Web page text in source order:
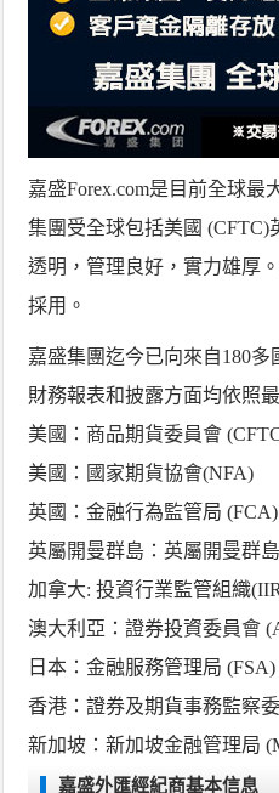
嘉盛Forex.com是目前全球最
集團受全球包括美國
透明，管理良好，實力雄厚
採用。
嘉盛集團迄今已向來自180
財務報表和披露方面均依照
美國：商品期貨委員會
美國：國家期貨協會(NFA)
英國：金融行為監管局 (FCA)
英屬開曼群島：英屬開曼群
加拿大: 投資行業監管組織
澳大利亞：證券投資委員會
日本：金融服務管理局 (FSA)
香港：證券及期貨事務監察
新加坡：新加坡金融管理局
嘉盛外匯經紀商基本信息